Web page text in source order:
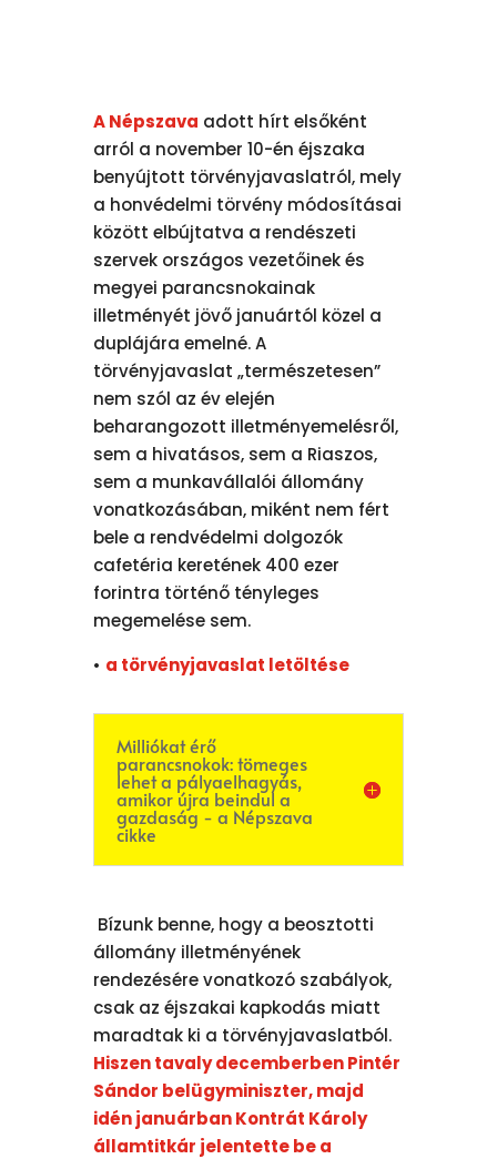
A Népszava adott hírt elsőként
arról a november 10-én éjszaka
benyújtott törvényjavaslatról, mely
a honvédelmi törvény módosításai
között elbújtatva a rendészeti
szervek országos vezetőinek és
megyei parancsnokainak
illetményét jövő januártól közel a
duplájára emelné. A
törvényjavaslat „természetesen”
nem szól az év elején
beharangozott illetményemelésről,
sem a hivatásos, sem a Riaszos,
sem a munkavállalói állomány
vonatkozásában, miként nem fért
bele a rendvédelmi dolgozók
cafetéria keretének 400 ezer
forintra történő tényleges
megemelése sem.
• a törvényjavaslat letöltése
Milliókat érő
parancsnokok: tömeges
lehet a pályaelhagyás,
amikor újra beindul a
gazdaság - a Népszava
cikke
Bízunk benne, hogy a beosztotti
állomány illetményének
rendezésére vonatkozó szabályok,
csak az éjszakai kapkodás miatt
maradtak ki a törvényjavaslatból.
Hiszen tavaly decemberben Pintér
Sándor belügyminiszter, majd
idén januárban Kontrát Károly
államtitkár jelentette be a